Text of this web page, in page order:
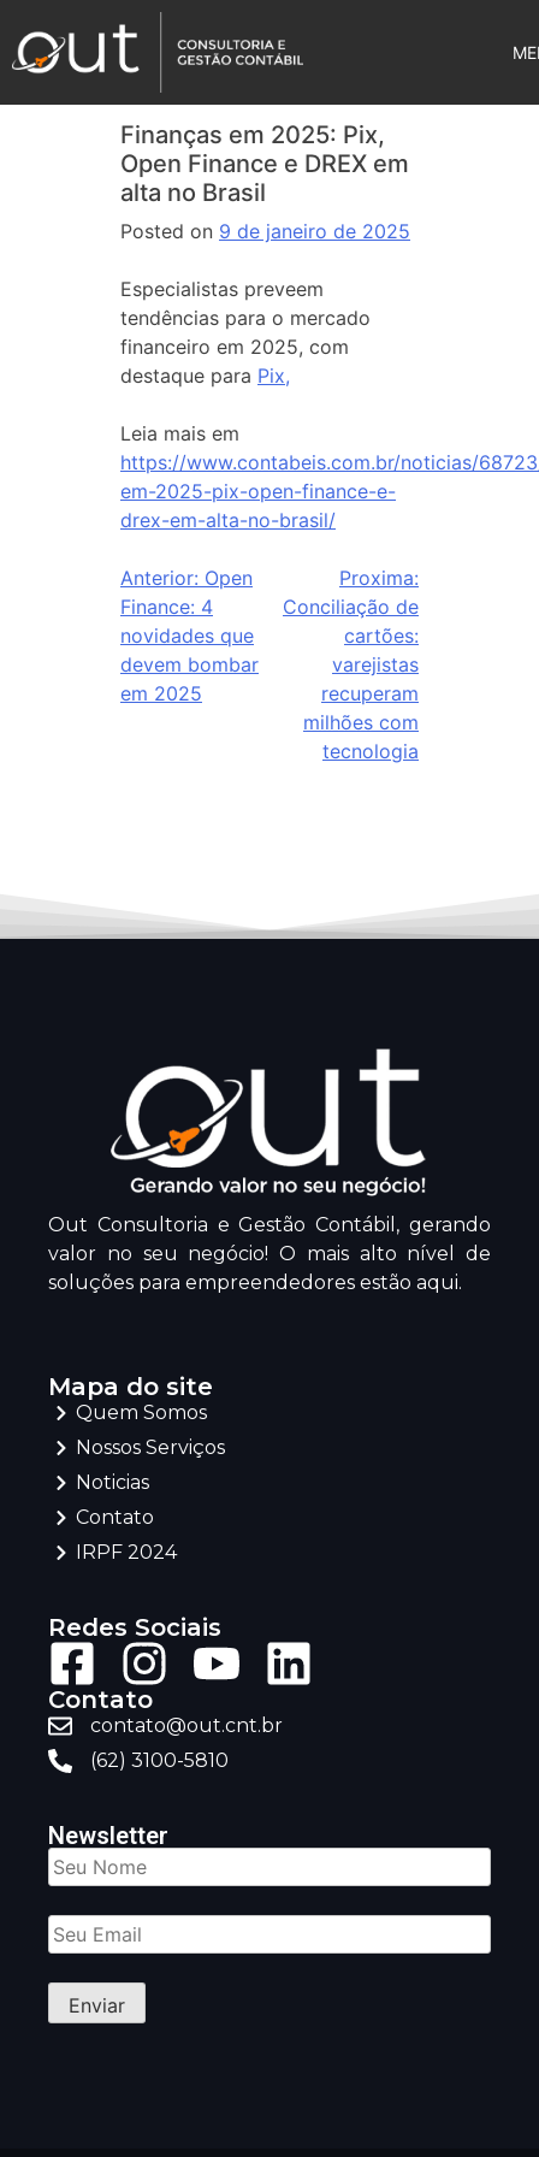
Finanças em 2025: Pix,
Open Finance e DREX em
alta no Brasil
Posted on 9 de janeiro de 2025
Especialistas preveem
tendências para o mercado
financeiro em 2025, com
destaque para Pix,
Leia mais em
https://www.contabeis.com.br/noticias/
em-2025-pix-open-finance-e-
drex-em-alta-no-brasil/
Anterior: Open
Finance: 4
novidades que
devem bombar
em 2025
Proxima:
Conciliação de
cartões:
varejistas
recuperam
milhões com
tecnologia
Out Consultoria e Gestão Contábil, gerando
valor no seu negócio! O mais alto nível de
soluções para empreendedores estão aqui.
Mapa do site
Quem Somos
Nossos Serviços
Noticias
Contato
IRPF 2024
Redes Sociais
Contato
contato@out.cnt.br
(62) 3100-5810
Newsletter